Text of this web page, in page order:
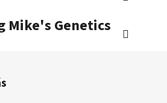
Mike's Genetics